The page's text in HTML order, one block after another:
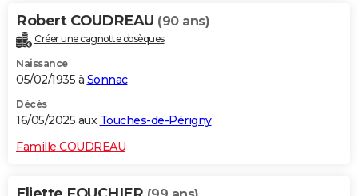
Robert COUDREAU (90 ans)
Créer une cagnotte obsèques
Naissance
05/02/1935 à Sonnac
Décès
16/05/2025 aux Touches-de-Périgny
Famille COUDREAU